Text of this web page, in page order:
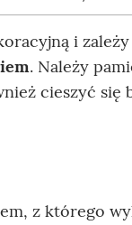
i
. Należy
cieszyć się
z którego